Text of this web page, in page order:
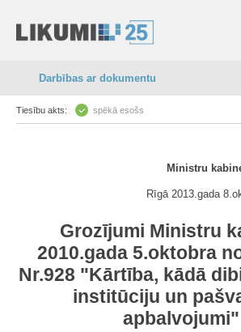
Darbības ar dokumentu
Tiesību akts: spēkā esošs
Ministru
Rīgā 2013.gada
Grozījumi Ministru
2010.gada 5.oktobra
Nr.928 "Kārtība, kādā
institūciju un
apbalvojumi"